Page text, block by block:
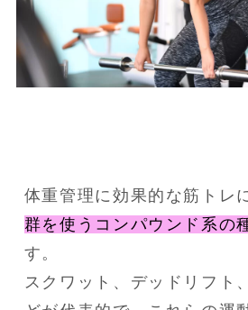
体重管理に効果的な筋トレ
群を使うコンパウンド系の
す。
スクワット、デッドリフト